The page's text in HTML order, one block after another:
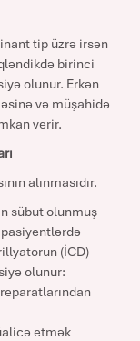
tip üzrə irsən
birinci
olunur. Erkən
və müşahidə
verir.
alınmasıdır.
sübut olunmuş
(İCD)
olunur:
etmək